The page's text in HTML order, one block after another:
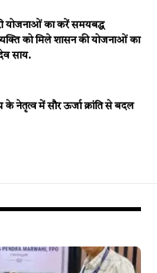
योजनाओं का करें समयबद्ध
व्यक्ति को मिले शासन की योजनाओं का
साय.
के नेतृत्व में सौर ऊर्जा क्रांति से बदल